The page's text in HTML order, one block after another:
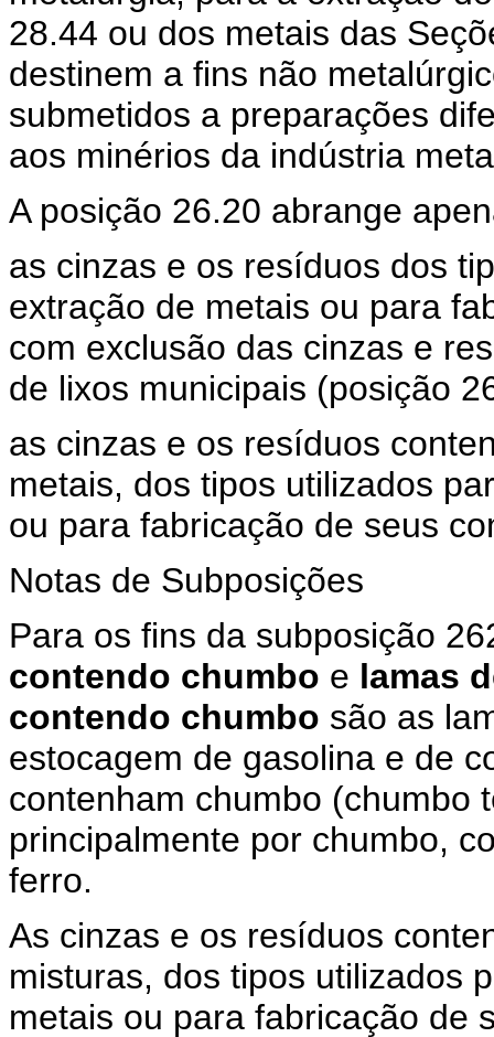
28.44 ou dos metais das
destinem a fins não
submetidos a preparações
aos minérios da indústria
A posição 26.20 abrange
as cinzas e os resíduos dos
extração de metais ou para
com exclusão das cinzas e
de lixos municipais (posição
as cinzas e os resíduos
metais, dos tipos utilizados
ou para fabricação de seus
Notas de Subposições
Para os fins da subposição
contendo chumbo e lamas
contendo chumbo são as
estocagem de gasolina e de
contenham chumbo (chumbo
principalmente por chumbo,
ferro.
As cinzas e os resíduos
misturas, dos tipos utilizados
metais ou para fabricação de